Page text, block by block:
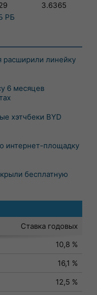
3.6365
РБ
расширили линейку
6 месяцев
хэтчбеки BYD
интернет-площадку
бесплатную
Ставка годовых
10,8 %
16,1 %
12,5 %